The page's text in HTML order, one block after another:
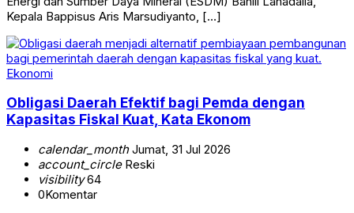
Kepala Bappisus Aris Marsudiyanto, […]
Ekonomi
Obligasi Daerah Efektif bagi Pemda dengan
Kapasitas Fiskal Kuat, Kata Ekonom
calendar_monthJumat, 31 Jul 2026
account_circleReski
visibility64
0Komentar